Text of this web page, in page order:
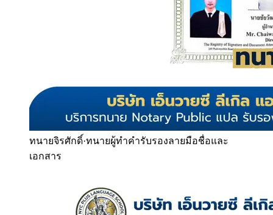
ทนายจิรศักดิ์·ทนายผู้ทำคำรับรองลายมือชื่อและ
เอกสาร